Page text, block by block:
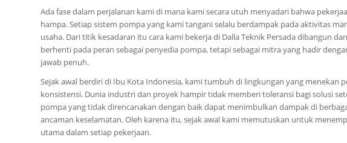
Ada fase dalam perjalanan kami di mana kami secara utuh menyadari bahwa
hampa. Setiap sistem pompa yang kami tangani selalu berdampak pada aktivitas
usaha. Dari titik kesadaran itu cara kami bekerja di Dalla Teknik Persada dibangun
berhenti pada peran sebagai penyedia pompa, tetapi sebagai mitra yang hadir
jawab penuh.
Sejak awal berdiri di Ibu Kota Indonesia, kami tumbuh di lingkungan yang menekan
konsistensi. Dunia industri dan proyek hampir tidak memberi toleransi bagi solusi
pompa yang tidak direncanakan dengan baik dapat menimbulkan dampak di
ancaman keselamatan. Oleh karena itu, sejak awal kami memutuskan untuk
utama dalam setiap pekerjaan.